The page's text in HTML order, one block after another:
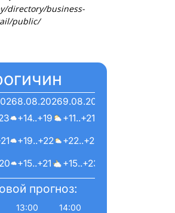
directory/business-
public/
8.08.2026
+14..+19
+19..+22
+15..+21
9.08.2026
+11..+21
+22..+24
+15..+23
прогноз:
13:00 14:00